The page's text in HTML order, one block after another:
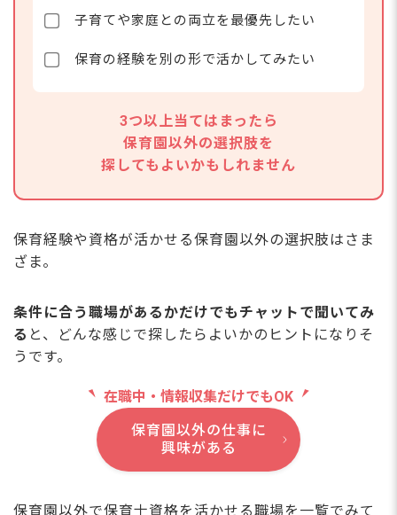
子育てや家庭との両立を最優先したい
保育の経験を別の形で活かしてみたい
3つ以上当てはまったら
保育園以外の選択肢を
探してもよいかもしれません
保育経験や資格が活かせる保育園以外の選択肢はさま
ざま。
条件に合う職場があるかだけでもチャットで聞いてみ
る と、どんな感じで探したらよいかのヒントになりそ
うです。
在職中・情報収集だけでもOK
保育園以外の仕事に
興味がある
保育園以外で保育士資格を活かせる職場を一覧でみて